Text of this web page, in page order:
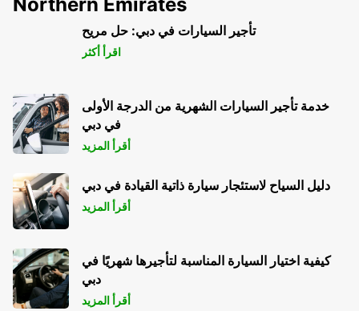
Northern Emirates
تأجير السيارات في دبي: حل مريح
اقرأ أكثر
خدمة تأجير السيارات الشهرية من الدرجة الأولى
في دبي
أقرأ المزيد
دليل السياح لاستئجار سيارة ذاتية القيادة في دبي
أقرأ المزيد
كيفية اختيار السيارة المناسبة لتأجيرها شهريًا في
دبي
أقرأ المزيد